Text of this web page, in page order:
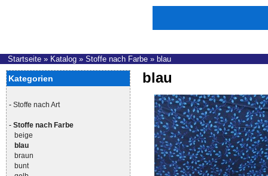
Startseite » Katalog » Stoffe nach Farbe » blau
Kategorien
- Stoffe nach Art
- Stoffe nach Farbe
beige
blau
braun
bunt
blau